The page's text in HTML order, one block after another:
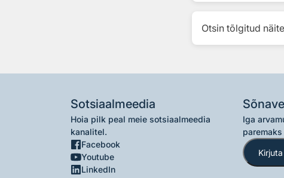
Otsin tõlgitud
Sotsiaalmeedia
Hoia pilk peal meie sotsiaalmeedia
kanalitel.
Facebook
Youtube
LinkedIn
Iga
paremaks